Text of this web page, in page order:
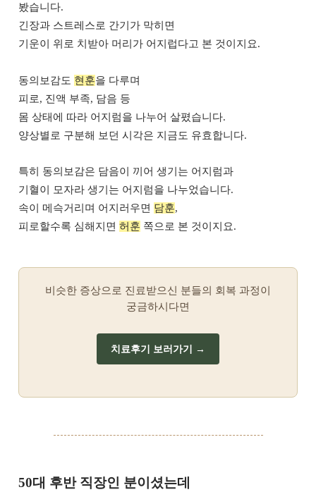
봤습니다.
긴장과 스트레스로 간기가 막히면
기운이 위로 치받아 머리가 어지럽다고 본 것이지요.
동의보감도 현훈을 다루며
피로, 진액 부족, 담음 등
몸 상태에 따라 어지럼을 나누어 살폈습니다.
양상별로 구분해 보던 시각은 지금도 유효합니다.
특히 동의보감은 담음이 끼어 생기는 어지럼과
기혈이 모자라 생기는 어지럼을 나누었습니다.
속이 메슥거리며 어지러우면 담훈,
피로할수록 심해지면 허훈 쪽으로 본 것이지요.
비슷한 증상으로 진료받으신 분들의 회복 과정이
궁금하시다면
치료후기 보러가기 →
50대 후반 직장인 분이셨는데